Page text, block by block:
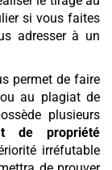
si vous faites
adresser à un
permet de faire
au plagiat de
plusieurs
de propriété
irréfutable